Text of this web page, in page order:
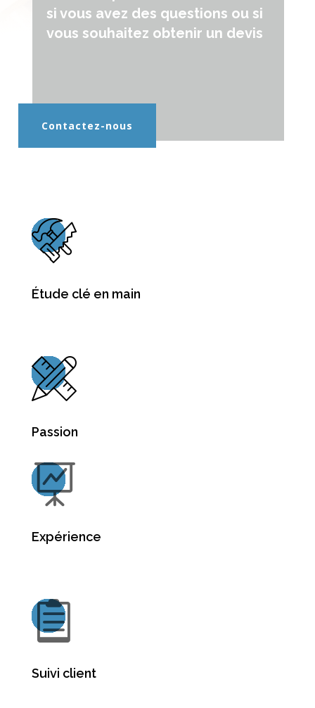
si vous avez des questions ou si
vous souhaitez obtenir un devis
Contactez-nous
Étude clé en main
Passion

Expérience

Suivi client